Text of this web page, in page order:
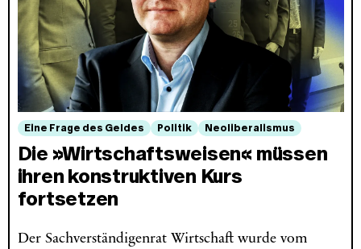
Eine Frage des Geldes Politik Neoliberalismus
Die »Wirtschaftsweisen« müssen
ihren konstruktiven Kurs
fortsetzen
Der Sachverständigenrat Wirtschaft wurde vom